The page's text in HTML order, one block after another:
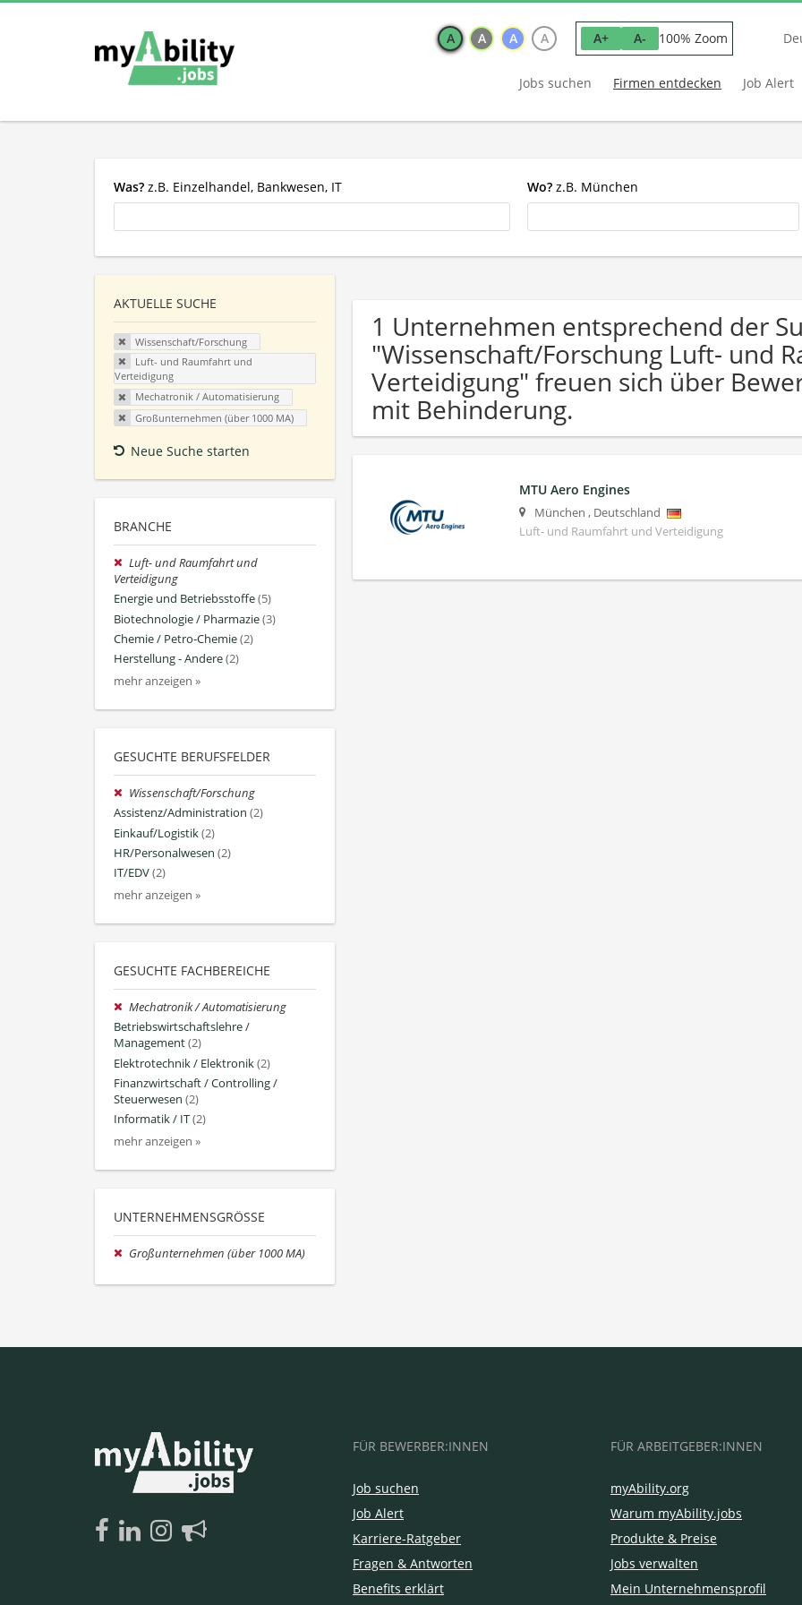
A A A A A+ A- 100% Zoom
Jobs suchen Firmen entdecken Job Alert
Was? z.B. Einzelhandel, Bankwesen, IT Wo? z.B. München
AKTUELLE SUCHE
Wissenschaft/Forschung
Luft- und Raumfahrt und
Verteidigung
Mechatronik / Automatisierung
Großunternehmen (über 1000 MA)
Neue Suche starten
BRANCHE
Luft- und Raumfahrt und
Verteidigung
Energie und Betriebsstoffe(5)
Biotechnologie / Pharmazie(3)
Chemie / Petro-Chemie(2)
Herstellung - Andere(2)
mehr anzeigen »
GESUCHTE BERUFSFELDER
Wissenschaft/Forschung
Assistenz/Administration (2)
Einkauf/Logistik(2)
HR/Personalwesen (2)
IT/EDV(2)
mehr anzeigen »
GESUCHTE FACHBEREICHE
Mechatronik / Automatisierung
Betriebswirtschaftslehre /
Management(2)
Elektrotechnik / Elektronik(2)
Finanzwirtschaft / Controlling /
Steuerwesen (2)
Informatik / IT(2)
mehr anzeigen »
UNTERNEHMENSGRÖSSE
Großunternehmen (über 1000 MA)
1 Unternehmen entsprechend der
"Wissenschaft/Forschung Luft- und
Verteidigung" freuen sich über
mit Behinderung.
MTU Aero Engines
München , Deutschland
Luft- und Raumfahrt und Verteidigung
FÜR BEWERBER:INNEN
Job suchen
Job Alert
Karriere-Ratgeber
Fragen & Antworten
Benefits erklärt
FÜR ARBEITGEBER:INNEN
myAbility.org
Warum myAbility.jobs
Produkte & Preise
Jobs verwalten
Mein Unternehmensprofil